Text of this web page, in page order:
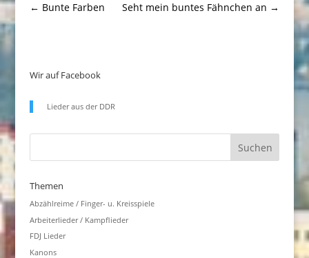
← Bunte Farben Seht mein buntes Fähnchen an →
Wir auf Facebook
Lieder aus der DDR
Themen
Abzählreime / Finger- u. Kreisspiele
Arbeiterlieder / Kampflieder
FDJ Lieder
Kanons